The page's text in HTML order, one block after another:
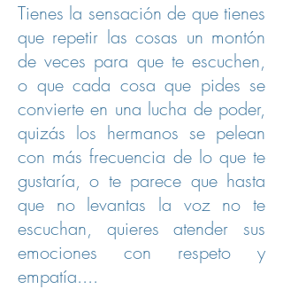
Tienes la sensación de que tienes
que repetir las cosas un montón
de veces para que te escuchen,
o que cada cosa que pides se
convierte en una lucha de poder,
quizás los hermanos se pelean
con más frecuencia de lo que te
gustaría, o te parece que hasta
que no levantas la voz no te
escuchan, quieres atender sus
emociones con respeto y
empatía....